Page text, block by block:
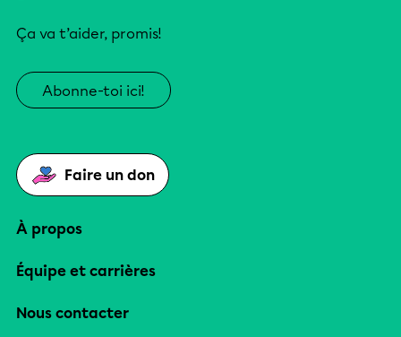
Ça va t’aider, promis!
Abonne-toi ici!
Faire un don
À propos
Équipe et carrières
Nous contacter